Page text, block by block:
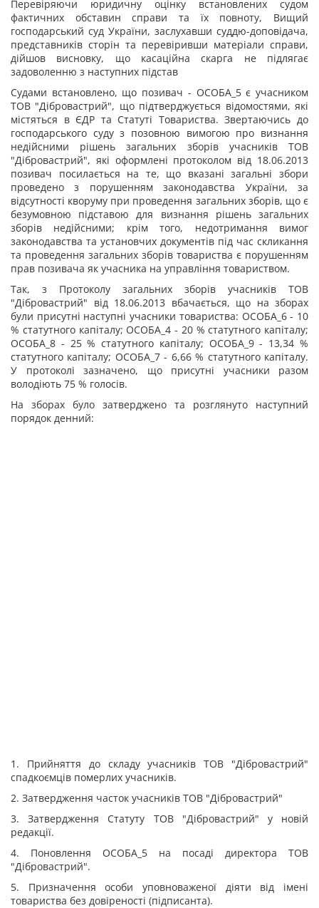
Перевіряючи юридичну оцінку встановлених судом
фактичних обставин справи та їх повноту, Вищий
господарський суд України, заслухавши суддю-доповідача,
представників сторін та перевіривши матеріали справи,
дійшов висновку, що касаційна скарга не підлягає
задоволенню з наступних підстав
Судами встановлено, що позивач - ОСОБА_5 є учасником
ТОВ "Дібровастрий", що підтверджується відомостями, які
містяться в ЄДР та Статуті Товариства. Звертаючись до
господарського суду з позовною вимогою про визнання
недійсними рішень загальних зборів учасників ТОВ
"Дібровастрий", які оформлені протоколом від 18.06.2013
позивач посилається на те, що вказані загальні збори
проведено з порушенням законодавства України, за
відсутності кворуму при проведення загальних зборів, що є
безумовною підставою для визнання рішень загальних
зборів недійсними; крім того, недотримання вимог
законодавства та установчих документів під час скликання
та проведення загальних зборів товариства є порушенням
прав позивача як учасника на управління товариством.
Так, з Протоколу загальних зборів учасників ТОВ
"Дібровастрий" від 18.06.2013 вбачається, що на зборах
були присутні наступні учасники товариства: ОСОБА_6 - 10
% статутного капіталу; ОСОБА_4 - 20 % статутного капіталу;
ОСОБА_8 - 25 % статутного капіталу; ОСОБА_9 - 13,34 %
статутного капіталу; ОСОБА_7 - 6,66 % статутного капіталу.
У протоколі зазначено, що присутні учасники разом
володіють 75 % голосів.
На зборах було затверджено та розглянуто наступний
порядок денний:
1. Прийняття до складу учасників TOB "Дібровастрий"
спадкоємців померлих учасників.
2. Затвердження часток учасників TOB "Дібровастрий"
3. Затвердження Статуту TOB "Дібровастрий" у новій
редакції.
4. Поновлення ОСОБА_5 на посаді директора TOB
"Дібровастрий".
5. Призначення особи уповноваженої діяти від імені
товариства без довіреності (підписанта).